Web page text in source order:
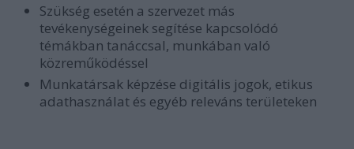
Szükség esetén a szervezet más
tevékenységeinek segítése kapcsolódó
témákban tanáccsal, munkában való
közreműködéssel
Munkatársak képzése digitális jogok, etikus
adathasználat és egyéb releváns területeken